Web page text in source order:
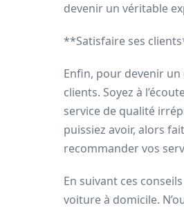
devenir un véritable
**Satisfaire ses
Enfin, pour devenir
clients. Soyez à
service de qualité
puissiez avoir, alors
recommander vos
En suivant ces
voiture à domicile.